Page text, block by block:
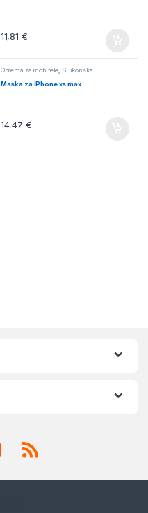
11,81 €
Oprema za mobitele, Silikonska
Maska za iPhone xs max
14,47 €